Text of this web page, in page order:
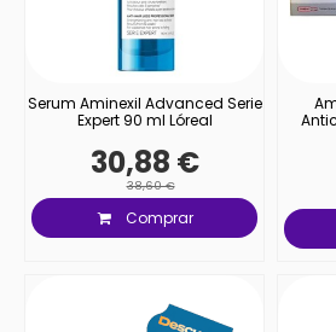
Serum Aminexil Advanced Serie
Expert 90 ml Lóreal
30,88 €
38,60 €
Comprar